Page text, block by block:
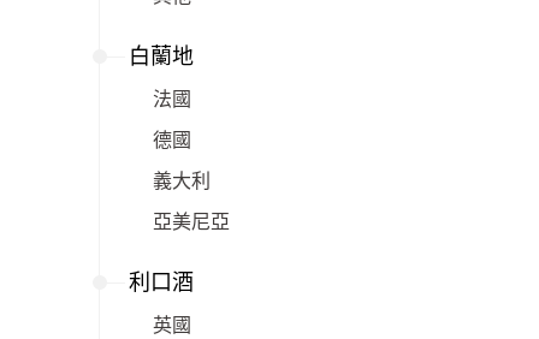
白蘭地
法國
德國
義大利
亞美尼亞
利口酒
英國